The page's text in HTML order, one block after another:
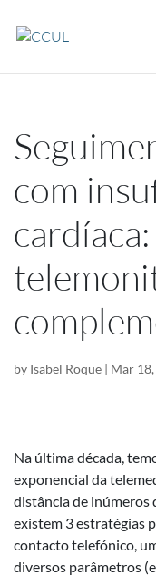
com
cardíaca:
by Isabel Roque | Mar
Na última década,
exponencial da
distância de inúmeros
existem 3 estratégias
contacto telefónico,
diversos parâmetros